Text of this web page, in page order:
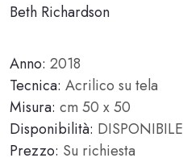
Beth Richardson
Anno: 2018
Tecnica: Acrilico su tela
Misura: cm 50 x 50
Disponibilità: DISPONIBILE
Prezzo: Su richiesta